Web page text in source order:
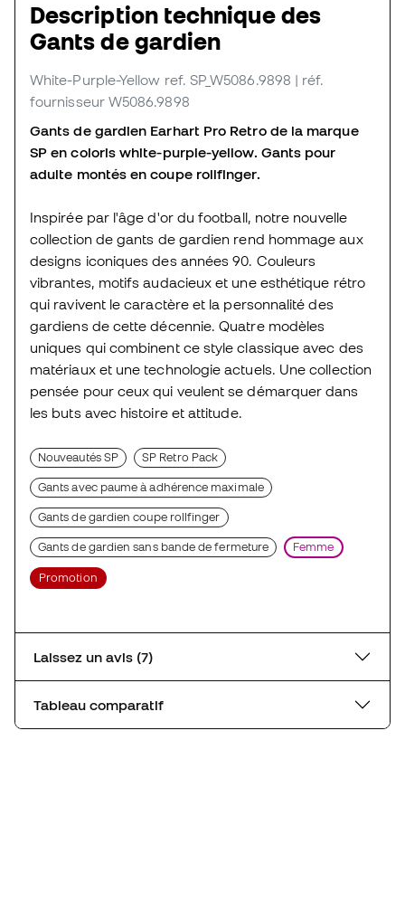
Description technique des
Gants de gardien
White-Purple-Yellow ref. SP_W5086.9898 | réf.
fournisseur W5086.9898
Gants de gardien Earhart Pro Retro de la marque
SP en coloris white-purple-yellow. Gants pour
adulte montés en coupe rollfinger.
Inspirée par l'âge d'or du football, notre nouvelle
collection de gants de gardien rend hommage aux
designs iconiques des années 90. Couleurs
vibrantes, motifs audacieux et une esthétique rétro
qui ravivent le caractère et la personnalité des
gardiens de cette décennie. Quatre modèles
uniques qui combinent ce style classique avec des
matériaux et une technologie actuels. Une collection
pensée pour ceux qui veulent se démarquer dans
les buts avec histoire et attitude.
Nouveautés SP SP Retro Pack
Gants avec paume à adhérence maximale
Gants de gardien coupe rollfinger
Gants de gardien sans bande de fermeture Femme
Promotion
Laissez un avis (7)
Tableau comparatif